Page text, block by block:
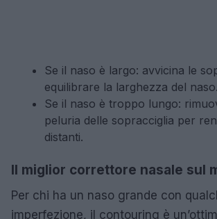
Se il naso è largo: avvicina le
equilibrare la larghezza del naso.
Se il naso è troppo lungo:
peluria delle sopracciglia per
distanti.
Il miglior correttore nasale sul
Per chi ha un naso grande con
imperfezione, il contouring è